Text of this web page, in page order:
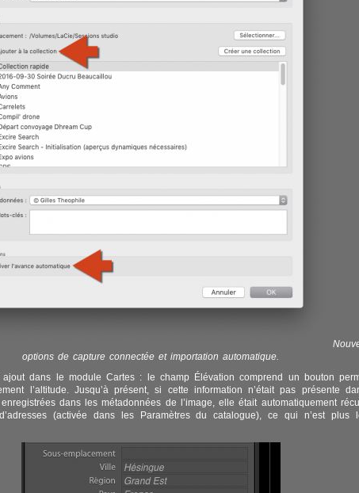
options de capture connectée et importation automatique.
dans le module Cartes : le champ Élévation comprend un bouton
l’altitude. Jusqu’à présent, si cette information n’était pas présente
dans les métadonnées de l’image, elle était automatiquement
(activée dans les Paramètres du catalogue), ce qui n’est plus